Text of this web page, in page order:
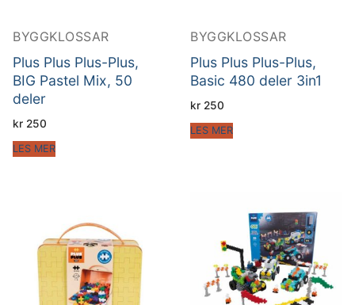
BYGGKLOSSAR
Plus Plus Plus-Plus,
BIG Pastel Mix, 50
deler
kr 250
LES MER
BYGGKLOSSAR
Plus Plus Plus-Plus,
Basic 480 deler 3in1
kr 250
LES MER